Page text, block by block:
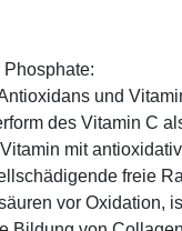
und
des Vitamin C
mit
freie
vor Oxidation,